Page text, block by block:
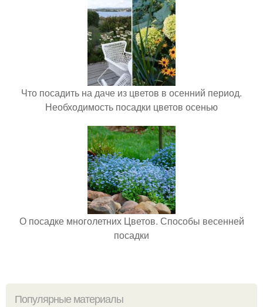
Что посадить на даче из цветов в осенний период.
Необходимость посадки цветов осенью
О посадке многолетних Цветов. Способы весенней
посадки
Популярные материалы